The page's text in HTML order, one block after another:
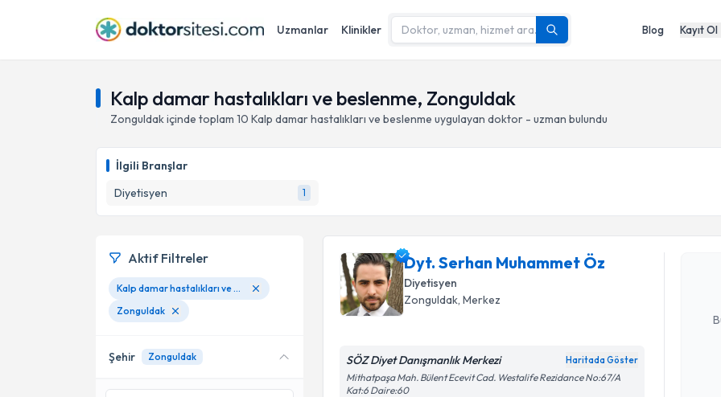
Uzmanlar Klinikler Blog Kayıt Ol
Kalp damar hastalıkları ve beslenme, Zonguldak
Zonguldakiçinde toplam 10 Kalp damar hastalıkları ve beslenme uygulayan doktor - uzman bulundu
İlgili Branşlar
Diyetisyen
1
Dyt. Serhan Muhammet Öz
Diyetisyen
Zonguldak, Merkez
SÖZ Diyet Danışmanlık Merkezi Haritada Göster
Mithatpaşa Mah. Bülent Ecevit Cad. Westalife Rezidance No:67/A
Kat:6 Daire:60
Dyt.
oluşturun.
Aktif Filtreler
Kalp damar hastalıkları ve beslenme
Zonguldak
Şehir Zonguldak